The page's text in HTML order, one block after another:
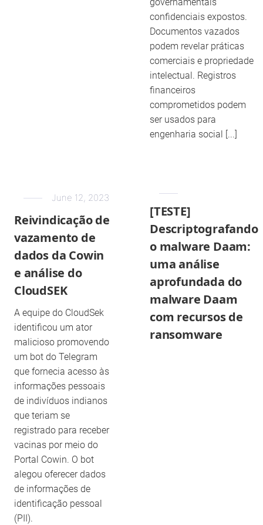
confidenciais expostos.
Documentos vazados
podem revelar práticas
comerciais e propriedade
intelectual. Registros
financeiros
comprometidos podem
ser usados para
engenharia social [...]
June 12, 2023
Reivindicação de
vazamento de
dados da Cowin
e análise do
CloudSEK
A equipe do CloudSek
identificou um ator
malicioso promovendo
um bot do Telegram
que fornecia acesso às
informações pessoais
de indivíduos indianos
que teriam se
registrado para receber
vacinas por meio do
Portal Cowin. O bot
alegou oferecer dados
de informações de
identificação pessoal
(PII).
[TESTE]
Descriptografando
o malware Daam:
uma análise
aprofundada do
malware Daam
com recursos de
ransomware